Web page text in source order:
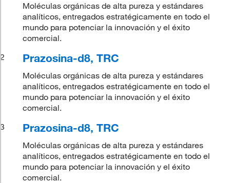
Moléculas orgánicas de alta pureza y estándares
analíticos, entregados estratégicamente en todo el
mundo para potenciar la innovación y el éxito
comercial.
2
Prazosina-d8, TRC
Moléculas orgánicas de alta pureza y estándares
analíticos, entregados estratégicamente en todo el
mundo para potenciar la innovación y el éxito
comercial.
3
Prazosina-d8, TRC
Moléculas orgánicas de alta pureza y estándares
analíticos, entregados estratégicamente en todo el
mundo para potenciar la innovación y el éxito
comercial.